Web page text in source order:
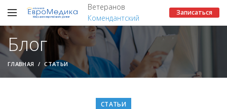
Ветеранов
Комендантский
Записаться
Блог
ГЛАВНАЯ СТАТЬИ
СТАТЬИ